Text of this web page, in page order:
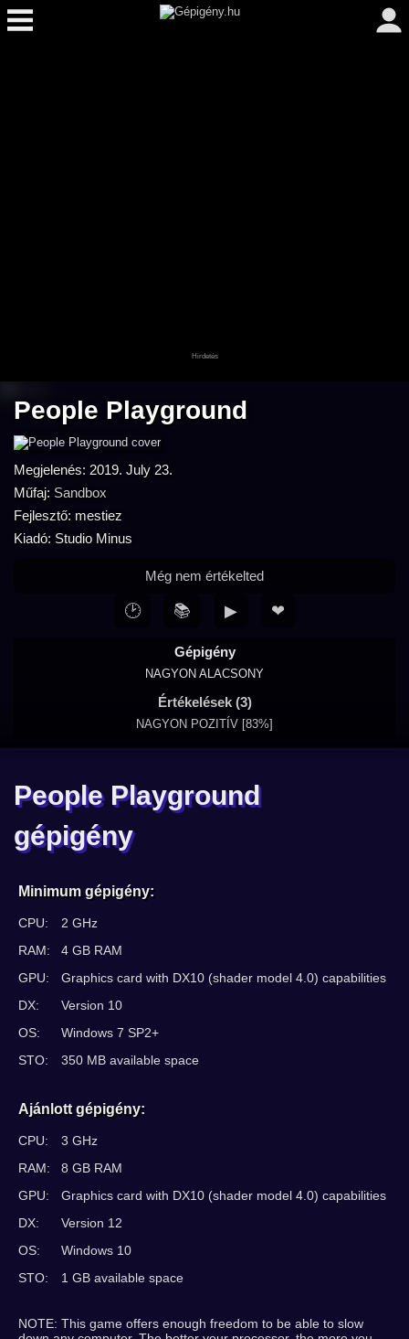
People Playground
Megjelenés: 2019. July 23.
Műfaj: Sandbox
Fejlesztő: mestiez
Kiadó: Studio Minus
Gépigény
NAGYON ALACSONY
Értékelések (3)
NAGYON POZITÍV [83%]
Még nem értékelted
🕑 📚 ▶ ❤
People Playground
gépigény
Minimum gépigény:
CPU:
2 GHz
RAM:
4 GB RAM
GPU:
Graphics card with DX10 (shader model 4.0) capabilities
DX:
Version 10
OS:
Windows 7 SP2+
STO:
350 MB available space
Ajánlott gépigény:
CPU:
3 GHz
RAM:
8 GB RAM
GPU:
Graphics card with DX10 (shader model 4.0) capabilities
DX:
Version 12
OS:
Windows 10
STO:
1 GB available space
NOTE: This game offers enough freedom to be able to slow